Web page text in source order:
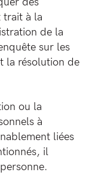
trait à la
de la
sur les
la résolution de
ou la
à
liées
il